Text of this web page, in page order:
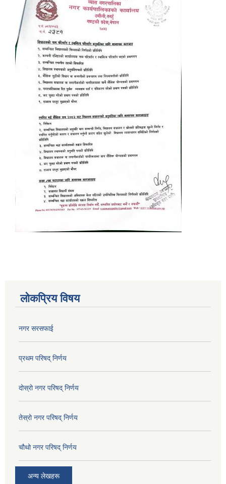
लोकप्रिय विषय
नगर सरसफाई
प्रथम परिषद् निर्णय
दोस्रो नगर परिषद् निर्णय
तेस्रो नगर परिषद् निर्णय
चौथो नगर परिषद् निर्णय
अन्य लेखहरू